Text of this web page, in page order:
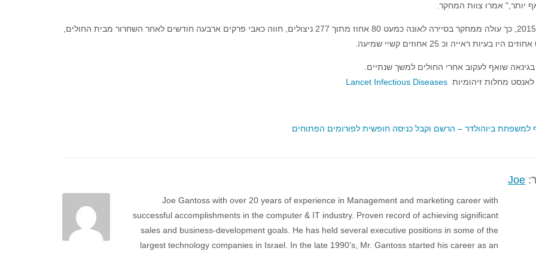
אף יותר," אמרו צוות המחקר.
בשנת 2015, כך עולה ממחקר בסיירה לאונה כמעט 80 אחוז מתוך 277 ניצולים, חווה כאבי פרקים ארבעה חודשים לאחר השחרור מבית החולים,
בגינאה שואף לעקוב אחרי החולים למשך שנתיים.
לאנסט מחלות זיהומיות Lancet Infectious Diseases
למשפחת ביוהולדר – הרשם וקבל כניסה חופשית לפורומים הפתוחים
Joe
Joe Gantoss with over 20 years of experience in Management and marketing career with
successful accomplishments in the computer & IT industry. Proven record of achieving significant
sales and business-development goals. He has held several executive positions in some of the
largest technology companies in Israel. In the late 1990’s, Mr. Gantoss started his career as an